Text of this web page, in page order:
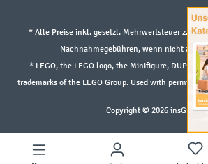
* Alle Preise inkl. gesetzl. Mehrwertsteuer zzgl.
Nachnahmegebühren, wenn nicht anders
* LEGO, the LEGO logo, the Minifigure, DUPLO,
trademarks of the LEGO Group. Used with
Copyright © 2026 insGraf.de